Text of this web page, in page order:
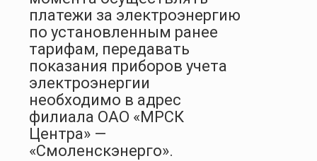
платежи за электроэнергию
по установленным ранее
тарифам, передавать
показания приборов учета
электроэнергии
необходимо в адрес
филиала ОАО «МРСК
Центра» —
«Смоленскэнерго».